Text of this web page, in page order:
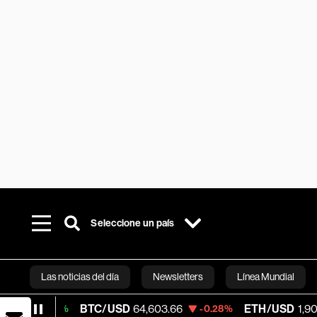
Seleccione un país
Las noticias del día Newsletters Línea Mundial
Bloomberg
BTC/USD 64,603.66 -0.28% ETH/USD 1,903.74 -